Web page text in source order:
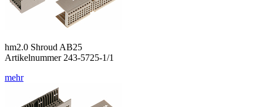
hm2.0 Shroud AB25
Artikelnummer 243-5725-1/1
mehr